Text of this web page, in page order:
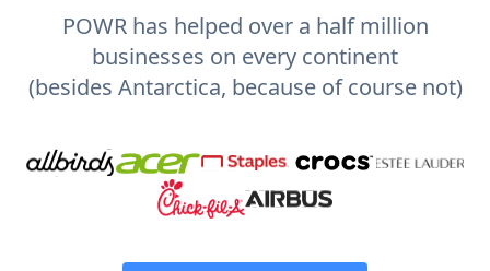
POWR has helped over a half million
businesses on every continent
(besides Antarctica, because of course not)